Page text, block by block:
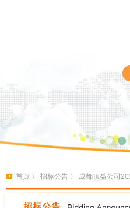
首页 〉 招标公告 〉 成都顶益公司